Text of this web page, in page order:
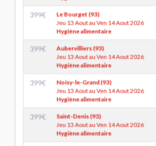
399€
Le Bourget (93)
Jeu 13 Aout au Ven 14 Aout 2026
Hygiène alimentaire
399€
Aubervilliers (93)
Jeu 13 Aout au Ven 14 Aout 2026
Hygiène alimentaire
399€
Noisy-le-Grand (93)
Jeu 13 Aout au Ven 14 Aout 2026
Hygiène alimentaire
399€
Saint-Denis (93)
Jeu 13 Aout au Ven 14 Aout 2026
Hygiène alimentaire